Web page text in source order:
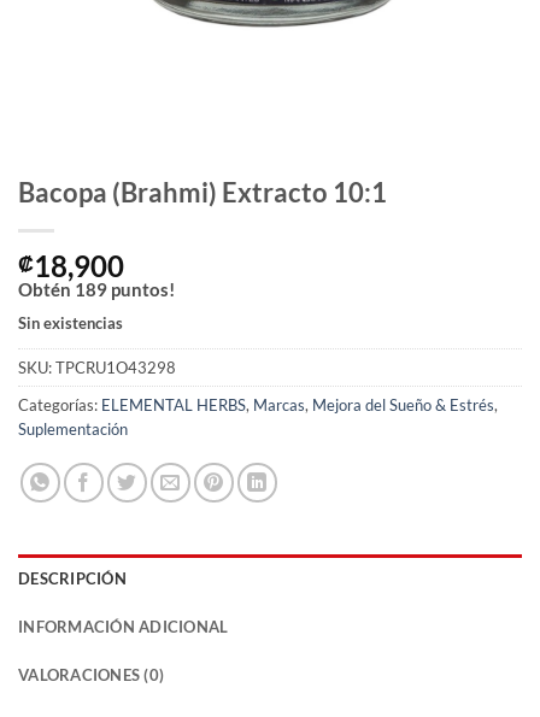
Bacopa (Brahmi) Extracto 10:1
₡18,900
Obtén 189 puntos!
Sin existencias
SKU:TPCRU1O43298
Categorías: ELEMENTAL HERBS, Marcas, Mejora del Sueño & Estrés,
Suplementación
DESCRIPCIÓN
INFORMACIÓN ADICIONAL
VALORACIONES (0)